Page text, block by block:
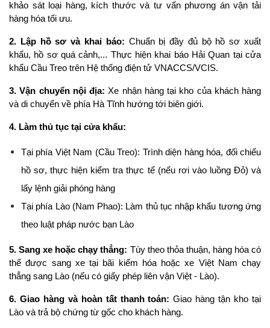
khảo sát loại hàng, kích thước và tư vấn phương án vận tải
hàng hóa tối ưu.
2. Lập hồ sơ và khai báo: Chuẩn bị đầy đủ bộ hồ sơ xuất
khẩu, hồ sơ quá cảnh,... Thực hiện khai báo Hải Quan tại cửa
khẩu Cầu Treo trên Hệ thống điện tử VNACCS/VCIS.
3. Vận chuyển nội địa: Xe nhận hàng tại kho của khách hàng
và di chuyển về phía Hà Tĩnh hướng tới biên giới.
4. Làm thủ tục tại cửa khẩu:
Tại phía Việt Nam (Cầu Treo): Trình diện hàng hóa, đối chiếu
hồ sơ, thực hiện kiểm tra thực tế (nếu rơi vào luồng Đỏ) và
lấy lệnh giải phóng hàng
Tại phía Lào (Nam Phao): Làm thủ tục nhập khẩu tương ứng
theo luật pháp nước bạn Lào
5. Sang xe hoặc chạy thẳng: Tùy theo thỏa thuận, hàng hóa có
thể được sang xe tại bãi kiểm hóa hoặc xe Việt Nam chạy
thẳng sang Lào (nếu có giấy phép liên vận Việt - Lào).
6. Giao hàng và hoàn tất thanh toán: Giao hàng tận kho tại
Lào và trả bộ chứng từ gốc cho khách hàng.